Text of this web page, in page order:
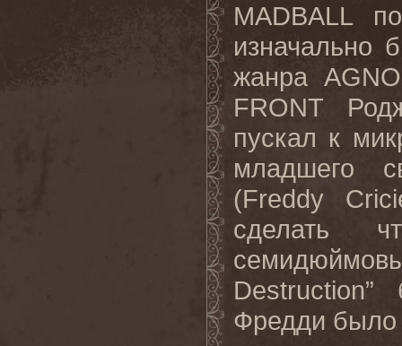
MADBALL
изначально
жанра
FRONT
пускал к
младшего
(Freddy
сделать
Фредди было